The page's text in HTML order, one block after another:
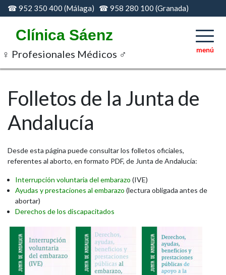
Skip
to
☎ 952 350 400 (Málaga) ☎ 958 280 100 (Granada)
Clínica Sáenz
♀ Profesionales Médicos ♂
Folletos de la Junta de
Andalucía
Desde esta página puede consultar los folletos oficiales,
referentes al aborto, en formato PDF, de Junta de Andalucía:
Interrupción voluntaria del embarazo (IVE)
Ayudas y prestaciones al embarazo (lectura obligada antes de
abortar)
Derechos de los discapacitados